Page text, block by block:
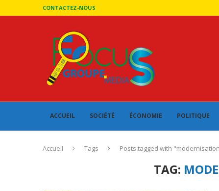
CONTACTEZ-NOUS
ACCUEIL SOCIÉTÉ ÉCONOMIE POLITIQUE
Accueil Tags Posts tagged with
TAG: